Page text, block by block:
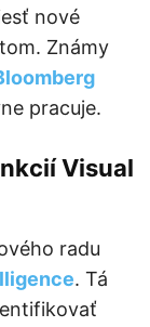
nové
Známy
pracuje.
Visual
radu
. Tá